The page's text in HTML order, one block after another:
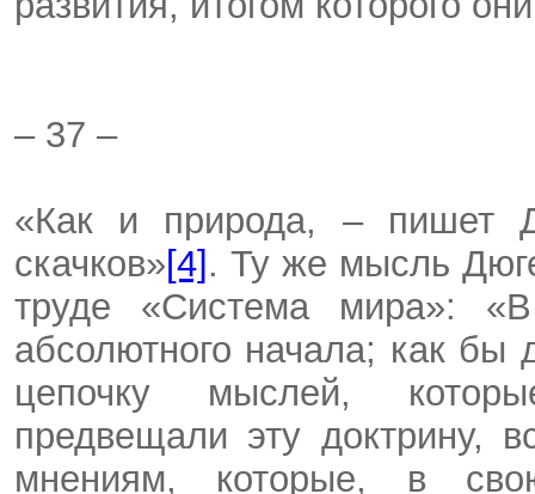
– 37 –
«Как и природа, – пишет
скачков»[4] . Ту же мысль
труде «Система мира»:
абсолютного начала; как
цепочку мыслей,
предвещали эту доктрину,
мнениям, которые, в